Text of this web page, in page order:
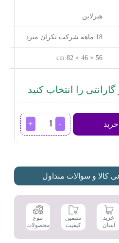
هیرلاین
18 ماهه شرکت تکران مبرد
56 × 46 × 82 cm
را انتخاب کنید
یخچال
TM-
642-
و سوالات متداول
خرید
آسان
تضمین
کیفیت
تنوع
محصولات